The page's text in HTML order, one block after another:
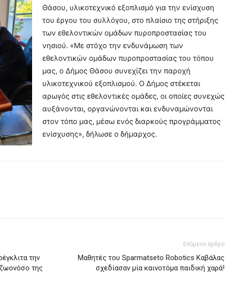
Θάσου, υλικοτεχνικό εξοπλισμό για την ενίσχυση
του έργου του συλλόγου, στο πλαίσιο της στήριξης
των εθελοντικών ομάδων πυροπροστασίας του
νησιού. «Με στόχο την ενδυνάμωση των
εθελοντικών ομάδων πυροπροστασίας του τόπου
μας, ο Δήμος Θάσου συνεχίζει την παροχή
υλικοτεχνικού εξοπλισμού. Ο Δήμος στέκεται
αρωγός στις εθελοντικές ομάδες, οι οποίες συνεχώς
αυξάνονται, οργανώνονται και ενδυναμώνονται
στον τόπο μας, μέσω ενός διαρκούς προγράμματος
ενίσχυσης», δήλωσε ο δήμαρχος.
την
ζωονόσο της
Επόμενο άρθρο
Μαθητές του Sparmatseto Robotics Καβάλας
σχεδίασαν μία καινοτόμα παιδική χαρά!